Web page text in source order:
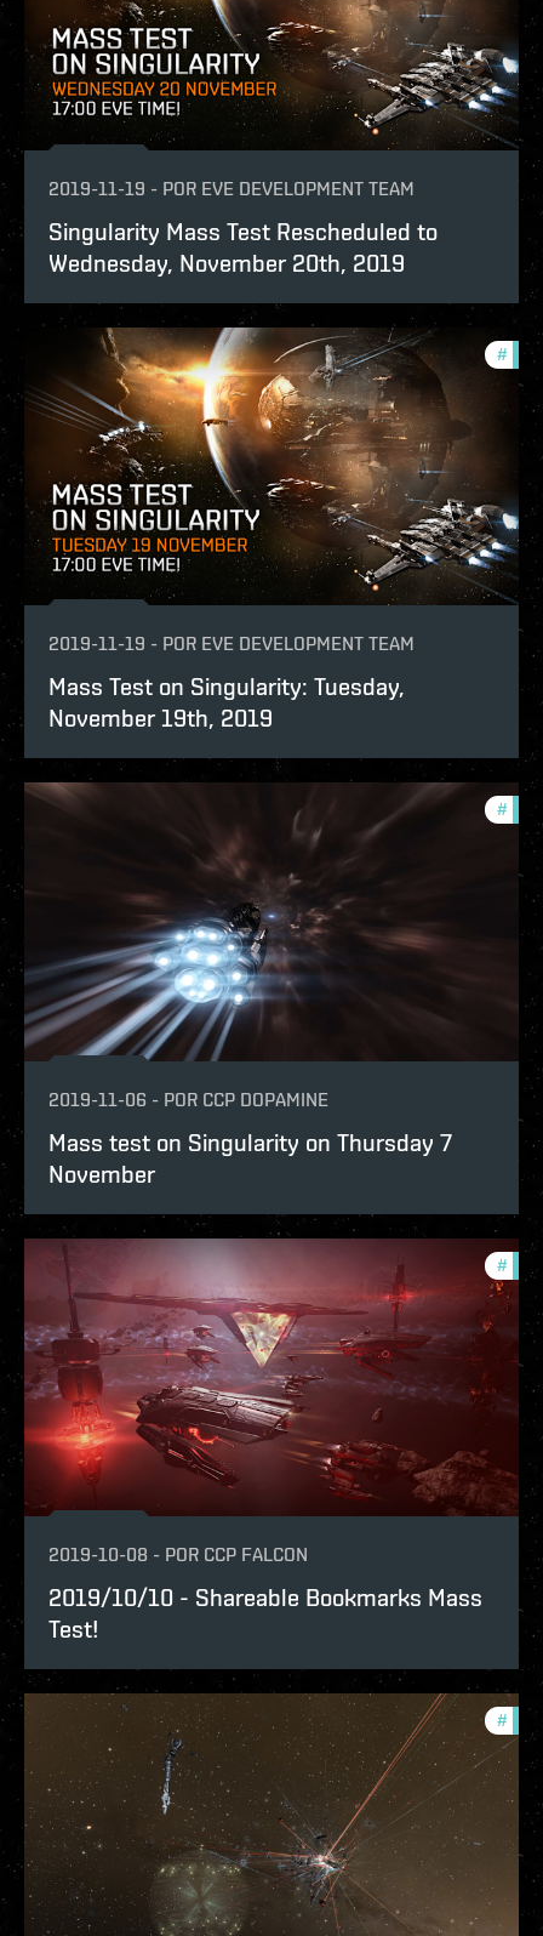
2019-11-19 - POR EVE DEVELOPMENT TEAM
Singularity Mass Test Rescheduled to
Wednesday, November 20th, 2019
#
2019-11-19 - POR EVE DEVELOPMENT TEAM
Mass Test on Singularity: Tuesday,
November 19th, 2019
#
2019-11-06 - POR CCP DOPAMINE
Mass test on Singularity on Thursday 7
November
#
2019-10-08 - POR CCP FALCON
2019/10/10 - Shareable Bookmarks Mass
Test!
#